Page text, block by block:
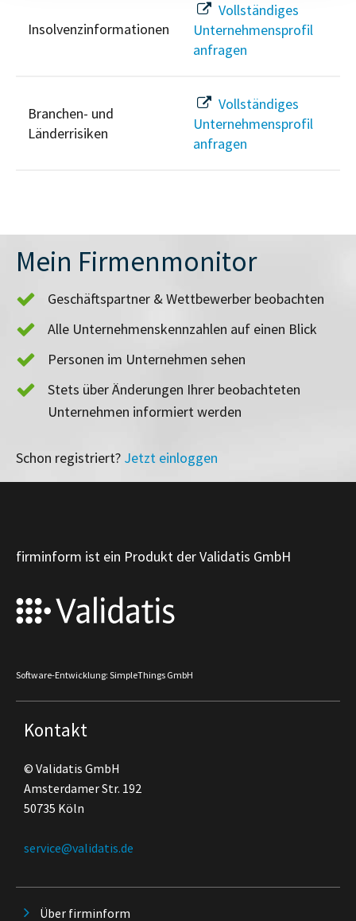
Insolvenzinformationen
Vollständiges
Unternehmensprofil
anfragen
Branchen- und
Länderrisiken
Vollständiges
Unternehmensprofil
anfragen
Mein Firmenmonitor
Geschäftspartner & Wettbewerber beobachten
Alle Unternehmenskennzahlen auf einen Blick
Personen im Unternehmen sehen
Stets über Änderungen Ihrer beobachteten
Unternehmen informiert werden
Schon registriert? Jetzt einloggen
firminform ist ein Produkt der Validatis GmbH
Software-Entwicklung: SimpleThings GmbH
Kontakt
© Validatis GmbH
Amsterdamer Str. 192
50735 Köln
service@validatis.de
Über firminform